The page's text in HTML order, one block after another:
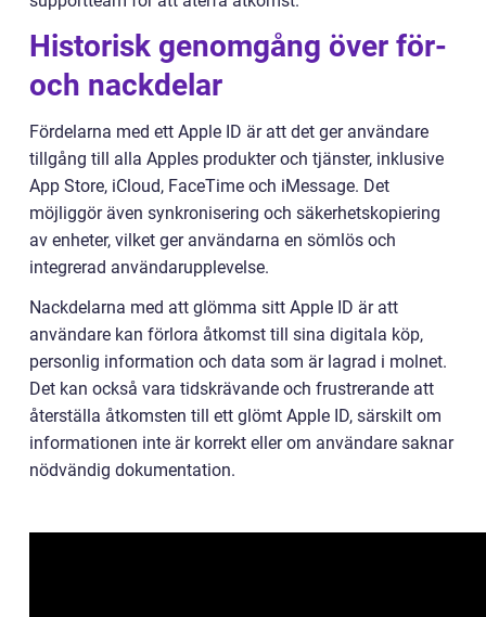
Historisk genomgång över för-
och nackdelar
Fördelarna med ett Apple ID är att det ger användare
tillgång till alla Apples produkter och tjänster, inklusive
App Store, iCloud, FaceTime och iMessage. Det
möjliggör även synkronisering och säkerhetskopiering
av enheter, vilket ger användarna en sömlös och
integrerad användarupplevelse.
Nackdelarna med att glömma sitt Apple ID är att
användare kan förlora åtkomst till sina digitala köp,
personlig information och data som är lagrad i molnet.
Det kan också vara tidskrävande och frustrerande att
återställa åtkomsten till ett glömt Apple ID, särskilt om
informationen inte är korrekt eller om användare saknar
nödvändig dokumentation.